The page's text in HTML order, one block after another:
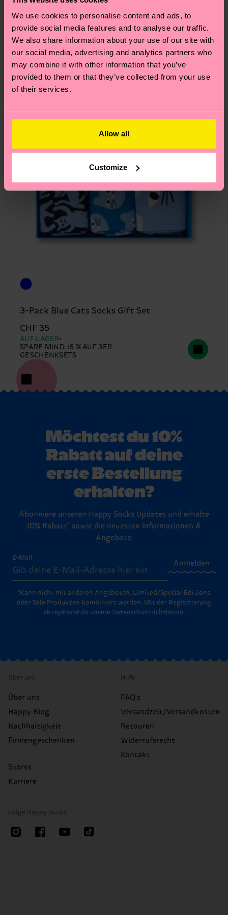
We use cookies to personalise content and ads, to
provide social media features and to analyse our traffic.
We also share information about your use of our site with
our social media, advertising and analytics partners who
may combine it with other information that you’ve
provided to them or that they’ve collected from your use
of their services.
Allow all
Customize
dass es sich hierbei um einen Richtwert handelt
und die genaue Lieferzeit von der lokalen Post in
deinem Land abhängt.
Du hast Fragen zu einer Retoure? In unserem
Hilfebereich im Artikel Retouren findest du die
am häufigsten gestellten Fragen.
Neuheit
3-Pack Blue Cats Socks Gift Set
CHF 35
AUF LAGER
SPARE MIND. 15 % AUF 3ER-
GESCHENKSETS
Möchtest du 10%
Rabatt auf deine
erste Bestellung
erhalten?
Abonniere unseren Happy Socks Updates und erhalte
10% Rabatt* sowie die neuesten Informationen &
Angebote.
E-Mail
Anmelden
*Kann nicht mit anderen Angeboten, Limited/Special Editions
oder Sale Produkten kombiniert werden. Mit der Registrierung
akzeptierst du unsere Datenschutzrichtlinien.
Über uns
Über uns
Happy Blog
Nachhaltigkeit
Firmengeschenken
Stores
Karriere
Hilfe
FAQ's
Versandzeit/Versandkosten
Retouren
Widerrufsrecht
Kontakt
Folge Happy Socks